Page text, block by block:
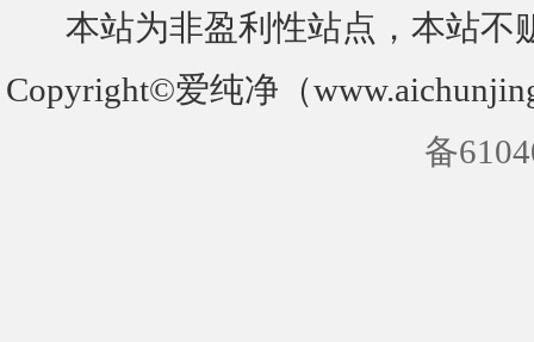
本站为非盈利性站点，本站不
Copyright©爱纯净（
备